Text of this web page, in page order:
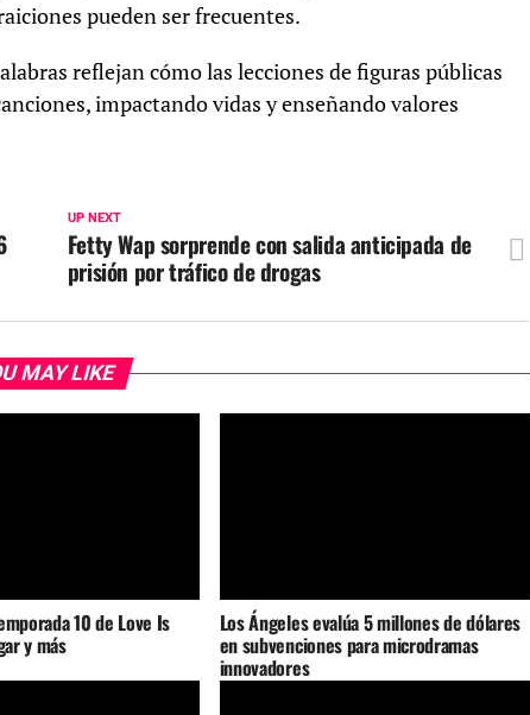
pueden ser frecuentes.
reflejan cómo las lecciones de figuras públicas
impactando vidas y enseñando valores
UP NEXT
Fetty Wap sorprende con salida anticipada de
prisión por tráfico de drogas
MAY LIKE
10 de Love Is
y más
Los Ángeles evalúa 5 millones de dólares
en subvenciones para microdramas
innovadores